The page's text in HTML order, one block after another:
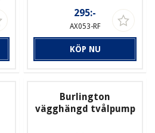
295:-
AX053-RF
KÖP NU
Burlington
vägghängd tvålpump